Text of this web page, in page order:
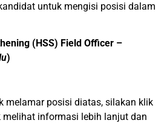
untuk mengisi posisi dalam
(HSS) Field Officer –
)
melamar posisi diatas, silakan klik
informasi lebih lanjut dan